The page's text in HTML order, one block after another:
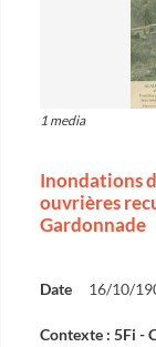
1 media
Inondations
ouvrières
Gardonnade
Date 16/10/
Contexte : 5Fi -